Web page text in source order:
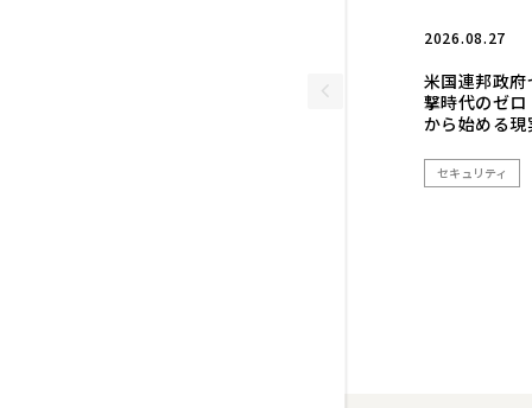
2026.08.27
米国連邦政
撃時代のゼ
から始める
セキュリティ